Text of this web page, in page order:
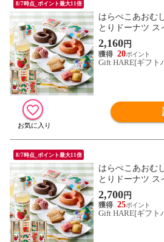
8/7時点_ポイント最大11倍
はらぺこあおむ
とりドーナツ ス
2,160円
20
Gift HARE[ギフト
8/7時点_ポイント最大11倍
はらぺこあおむ
とりドーナツ ス
2,700円
25
Gift HARE[ギフト